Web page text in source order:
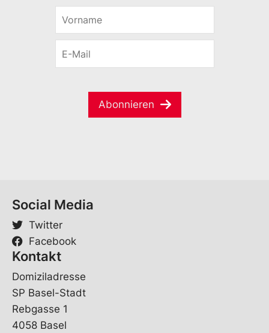
r
m
M
M
i
V
o
Abonnieren
Social Media
Twitter
Facebook
Kontakt
Domiziladresse
SP Basel-Stadt
Rebgasse 1
4058 Basel